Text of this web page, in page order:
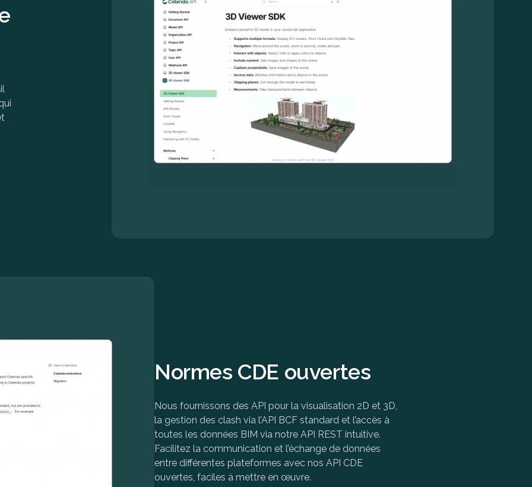
Normes CDE ouvertes
Nous fournissons des API pour la visualisation 2D et 3D,
la gestion des clash via l’API BCF standard et l’accès à
toutes les données BIM via notre API REST intuitive.
Facilitez la communication et l’échange de données
entre différentes plateformes avec nos API CDE
ouvertes, faciles à mettre en œuvre.